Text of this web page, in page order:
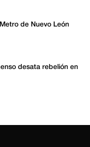
de Nuevo León
desata rebelión en